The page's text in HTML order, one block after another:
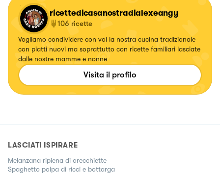
ricettedicasanostradialexeangy
106 ricette
Vogliamo condividere con voi la nostra cucina tradizionale
con piatti nuovi ma soprattutto con ricette familiari lasciate
dalle nostre mamme e nonne
Visita il profilo
LASCIATI ISPIRARE
Melanzana ripiena di orecchiette
Spaghetto polpa di ricci e bottarga